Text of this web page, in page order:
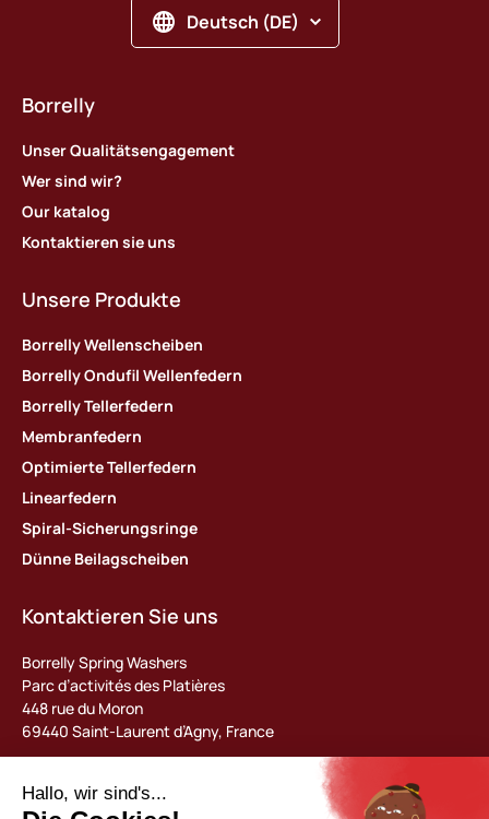
Deutsch (DE)
Borrelly
Unser Qualitätsengagement
Wer sind wir?
Our katalog
Kontaktieren sie uns
Unsere Produkte
Borrelly Wellenscheiben
Borrelly Ondufil Wellenfedern
Borrelly Tellerfedern
Membranfedern
Optimierte Tellerfedern
Linearfedern
Spiral-Sicherungsringe
Dünne Beilagscheiben
Kontaktieren Sie uns
Borrelly Spring Washers
Parc d’activités des Platières
448 rue du Moron
69440 Saint-Laurent d’Agny, France
contact@borrelly.com